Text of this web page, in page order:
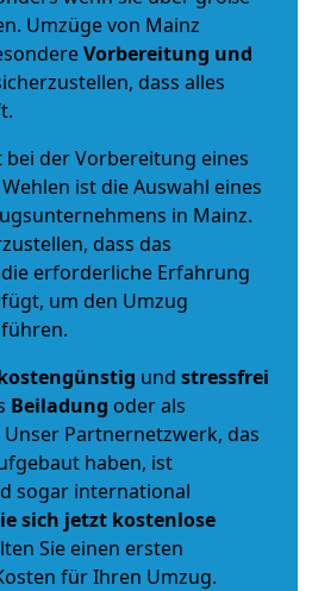
Umzüge von Mainz
Vorbereitung und
dass alles
der Vorbereitung eines
ist die Auswahl eines
in Mainz.
dass das
erforderliche Erfahrung
um den Umzug
und stressfrei
Beiladung oder als
Unser Partnernetzwerk, das
haben, ist
sogar international
sich jetzt kostenlose
Sie einen ersten
für Ihren Umzug.